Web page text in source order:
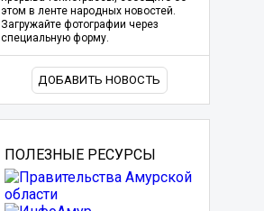
этом в ленте народных новостей.
Загружайте фотографии через
специальную форму.
ДОБАВИТЬ НОВОСТЬ
ПОЛЕЗНЫЕ РЕСУРСЫ